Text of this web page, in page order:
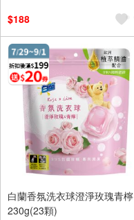
$188
白蘭香氛洗衣球澄淨玫瑰青檸
230g(23顆)